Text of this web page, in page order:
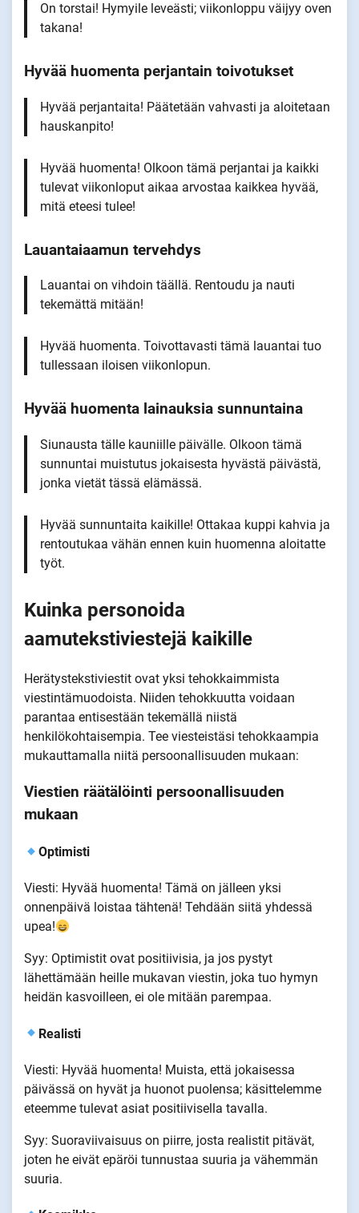
On torstai! Hymyile leveästi; viikonloppu väijyy oven
takana!
Hyvää huomenta perjantain toivotukset
Hyvää perjantaita! Päätetään vahvasti ja aloitetaan
hauskanpito!
Hyvää huomenta! Olkoon tämä perjantai ja kaikki
tulevat viikonloput aikaa arvostaa kaikkea hyvää,
mitä eteesi tulee!
Lauantaiaamun tervehdys
Lauantai on vihdoin täällä. Rentoudu ja nauti
tekemättä mitään!
Hyvää huomenta. Toivottavasti tämä lauantai tuo
tullessaan iloisen viikonlopun.
Hyvää huomenta lainauksia sunnuntaina
Siunausta tälle kauniille päivälle. Olkoon tämä
sunnuntai muistutus jokaisesta hyvästä päivästä,
jonka vietät tässä elämässä.
Hyvää sunnuntaita kaikille! Ottakaa kuppi kahvia ja
rentoutukaa vähän ennen kuin huomenna aloitatte
työt.
Kuinka personoida
aamutekstiviestejä kaikille
Herätystekstiviestit ovat yksi tehokkaimmista
viestintämuodoista. Niiden tehokkuutta voidaan
parantaa entisestään tekemällä niistä
henkilökohtaisempia. Tee viesteistäsi tehokkaampia
mukauttamalla niitä persoonallisuuden mukaan:
Viestien räätälöinti persoonallisuuden
mukaan
Optimisti
Viesti: Hyvää huomenta! Tämä on jälleen yksi
onnenpäivä loistaa tähtenä! Tehdään siitä yhdessä
upea!
Syy: Optimistit ovat positiivisia, ja jos pystyt
lähettämään heille mukavan viestin, joka tuo hymyn
heidän kasvoilleen, ei ole mitään parempaa.
Realisti
Viesti: Hyvää huomenta! Muista, että jokaisessa
päivässä on hyvät ja huonot puolensa; käsittelemme
eteemme tulevat asiat positiivisella tavalla.
Syy: Suoraviivaisuus on piirre, josta realistit pitävät,
joten he eivät epäröi tunnustaa suuria ja vähemmän
suuria.